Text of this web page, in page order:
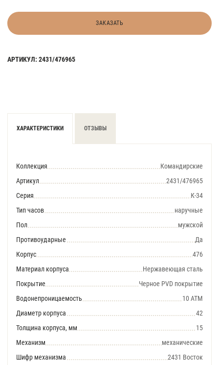
ЗАКАЗАТЬ
АРТИКУЛ: 2431/476965
ХАРАКТЕРИСТИКИ ОТЗЫВЫ
Коллекция
Командирские
Артикул
2431/476965
Серия
К-34
Тип часов
наручные
Пол
мужской
Противоударные
Да
Корпус
476
Материал корпуса
Нержавеющая сталь
Покрытие
Черное PVD покрытие
Водонепроницаемость
10 АТМ
Диаметр корпуса
42
Толщина корпуса, мм
15
Механизм
механические
Шифр механизма
2431 Восток